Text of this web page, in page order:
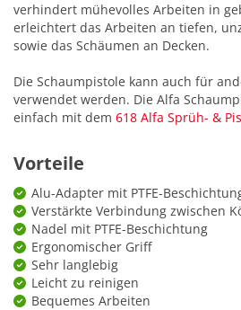
verhindert mühevolles Arbeiten in
erleichtert das Arbeiten an tiefen,
sowie das Schäumen an Decken.
Die Schaumpistole kann auch für
verwendet werden. Die Alfa
einfach mit dem 618 Alfa Sprüh- &
Vorteile
Alu-Adapter mit PTFE-
Verstärkte Verbindung zwischen
Nadel mit PTFE-Beschichtung
Ergonomischer Griff
Sehr langlebig
Leicht zu reinigen
Bequemes Arbeiten